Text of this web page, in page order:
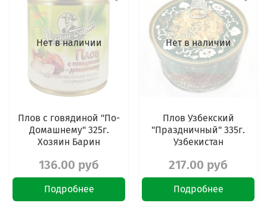
Нет в наличии
Плов с говядиной "По-
Домашнему" 325г.
Хозяин Барин
136.00 руб
Подробнее
Нет в наличии
Плов Узбекский
"Праздничный" 335г.
Узбекистан
217.00 руб
Подробнее